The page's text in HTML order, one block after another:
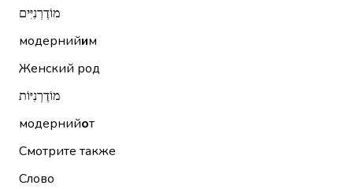
מוֹדֶרְנִיִּים
модернийим
Женский род
מוֹדֶרְנִיּוֹת
модернийот
Смотрите также
Слово